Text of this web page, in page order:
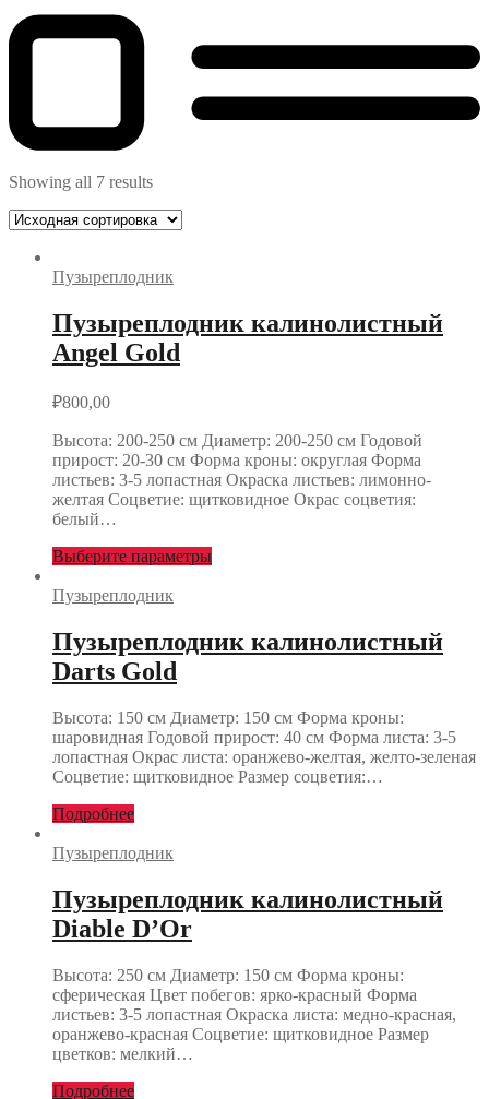
Showing all 7 results
Пузыреплодник
Пузыреплодник калинолистный
Angel Gold
₽800,00
Высота: 200-250 см Диаметр: 200-250 см Годовой
прирост: 20-30 см Форма кроны: округлая Форма
листьев: 3-5 лопастная Окраска листьев: лимонно-
желтая Соцветие: щитковидное Окрас соцветия:
белый…
Выберите параметры
Пузыреплодник
Пузыреплодник калинолистный
Darts Gold
Высота: 150 см Диаметр: 150 см Форма кроны:
шаровидная Годовой прирост: 40 см Форма листа: 3-5
лопастная Окрас листа: оранжево-желтая, желто-зеленая
Соцветие: щитковидное Размер соцветия:…
Подробнее
Пузыреплодник
Пузыреплодник калинолистный
Diable D’Or
Высота: 250 см Диаметр: 150 см Форма кроны:
сферическая Цвет побегов: ярко-красный Форма
листьев: 3-5 лопастная Окраска листа: медно-красная,
оранжево-красная Соцветие: щитковидное Размер
цветков: мелкий…
Подробнее